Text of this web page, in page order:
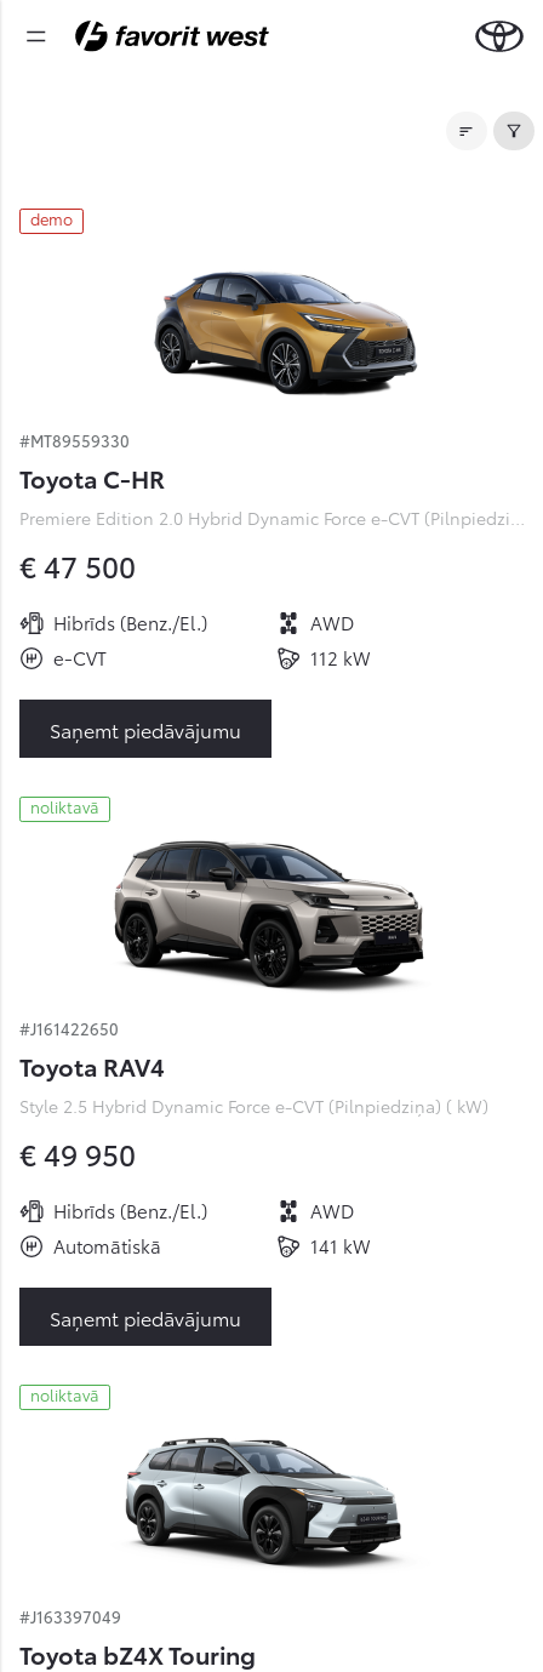
demo
#MT89559330
Toyota C-HR
Premiere Edition 2.0 Hybrid Dynamic Force e-CVT (Pilnpiedziņa) (112 kW)
€ 47 500
Hibrīds (Benz./El.)
AWD
e-CVT
112 kW
Saņemt piedāvājumu
noliktavā
#J161422650
Toyota RAV4
Style 2.5 Hybrid Dynamic Force e-CVT (Pilnpiedziņa) ( kW)
€ 49 950
Hibrīds (Benz./El.)
AWD
Automātiskā
141 kW
Saņemt piedāvājumu
noliktavā
#J163397049
Toyota bZ4X Touring